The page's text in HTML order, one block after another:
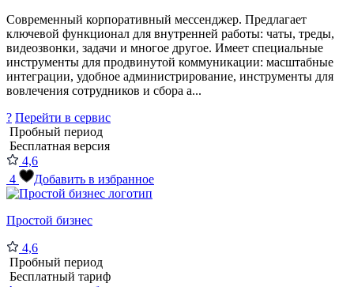
Современный корпоративный мессенджер. Предлагает
ключевой функционал для внутренней работы: чаты, треды,
видеозвонки, задачи и многое другое. Имеет специальные
инструменты для продвинутой коммуникации: масштабные
интеграции, удобное администрирование, инструменты для
вовлечения сотрудников и сбора а...
? Перейти в сервис
Пробный период
Бесплатная версия
4,6
4
Добавить в избранное
Простой бизнес
4,6
Пробный период
Бесплатный тариф